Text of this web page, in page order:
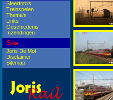
Sfeerfoto's
Treinspelen
Thema's
Links
Geschiedenis
Inzendingen
Site
Joris De Mol
Disclaimer
Sitemap